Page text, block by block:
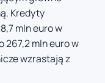
Kredyty
mln euro w
267,2 mln euro w
wzrastają z